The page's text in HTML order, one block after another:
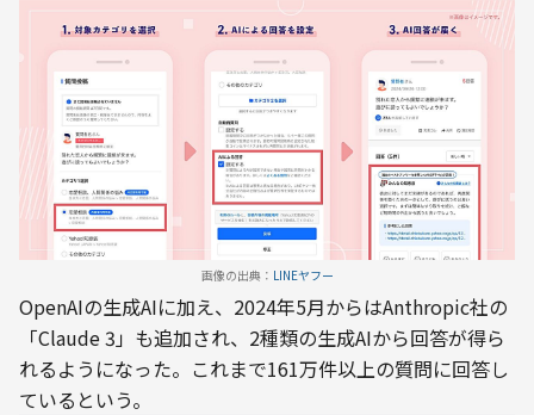
画像の出典： LINEヤフー
OpenAIの生成AIに加え、2024年5月からはAnthropic社の
「Claude 3」も追加され、2種類の生成AIから回答が得ら
れるようになった。これまで161万件以上の質問に回答し
ているという。